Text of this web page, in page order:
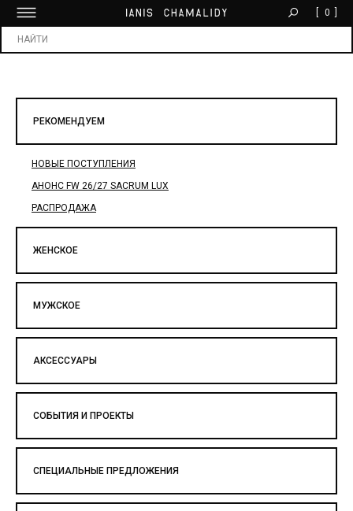
0
РЕКОМЕНДУЕМ
НОВЫЕ ПОСТУПЛЕНИЯ
АНОНС FW 26/27 SACRUM LUX
РАСПРОДАЖА
ЖЕНСКОЕ
МУЖСКОЕ
АКСЕССУАРЫ
СОБЫТИЯ И ПРОЕКТЫ
СПЕЦИАЛЬНЫЕ ПРЕДЛОЖЕНИЯ